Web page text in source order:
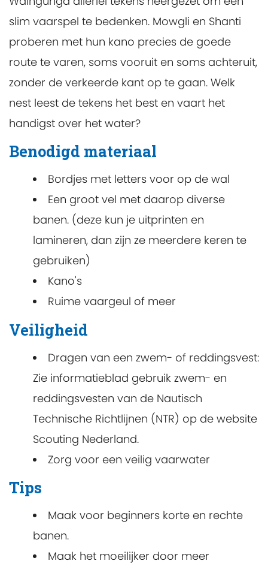
slim vaarspel te bedenken. Mowgli en Shanti
proberen met hun kano precies de goede
route te varen, soms vooruit en soms achteruit,
zonder de verkeerde kant op te gaan. Welk
nest leest de tekens het best en vaart het
handigst over het water?
Benodigd materiaal
Bordjes met letters voor op de wal
Een groot vel met daarop diverse
banen. (deze kun je uitprinten en
lamineren, dan zijn ze meerdere keren te
gebruiken)
Kano's
Ruime vaargeul of meer
Veiligheid
Dragen van een zwem- of reddingsvest:
Zie informatieblad gebruik zwem- en
reddingsvesten van de Nautisch
Technische Richtlijnen (NTR) op de website
Scouting Nederland.
Zorg voor een veilig vaarwater
Tips
Maak voor beginners korte en rechte
banen.
Maak het moeilijker door meer